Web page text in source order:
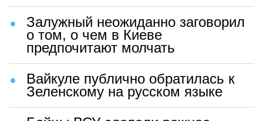
Залужный неожиданно заговорил
о том, о чем в Киеве
предпочитают молчать
Вайкуле публично обратилась к
Зеленскому на русском языке